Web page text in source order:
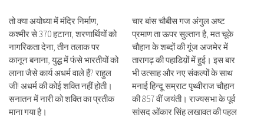
तो क्या अयोध्या में मंदिर निर्माण,
कश्मीर से 370 हटाना, शरणार्थियों को
नागरिकता देना, तीन तलाक पर
कानून बनाना, युद्ध में फंसे भारतीयों को
लाना जैसे कार्य अधर्म वाले हैं? राहुल
जी! अधर्म की कोई शक्ति नहीं होती।
सनातन में नारी को शक्ति का प्रतीक
माना गया है।
चार बांस चौबीस गज अंगुल अष्ट
प्रमाण ता ऊपर सुल्तान है, मत चूके
चौहान के शब्दों की गूंज अजमेर में
तारागढ़ की पहाडिय़ों में हुई। इस बार
भी उत्साह और नए संकल्पों के साथ
मनाई हिन्दू सम्राट पृथ्वीराज चौहान
की 857 वीं जयंती। राज्यसभा के पूर्व
सांसद ओंकार सिंह लखावत की पहल